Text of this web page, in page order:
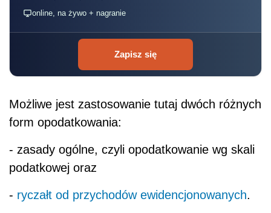
online, na żywo + nagranie
Zapisz się
Możliwe jest zastosowanie tutaj dwóch różnych
form opodatkowania:
- zasady ogólne, czyli opodatkowanie wg skali
podatkowej oraz
- ryczałt od przychodów ewidencjonowanych.